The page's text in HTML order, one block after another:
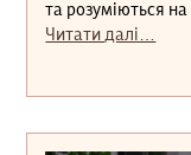
та розуміються
Читати далі…